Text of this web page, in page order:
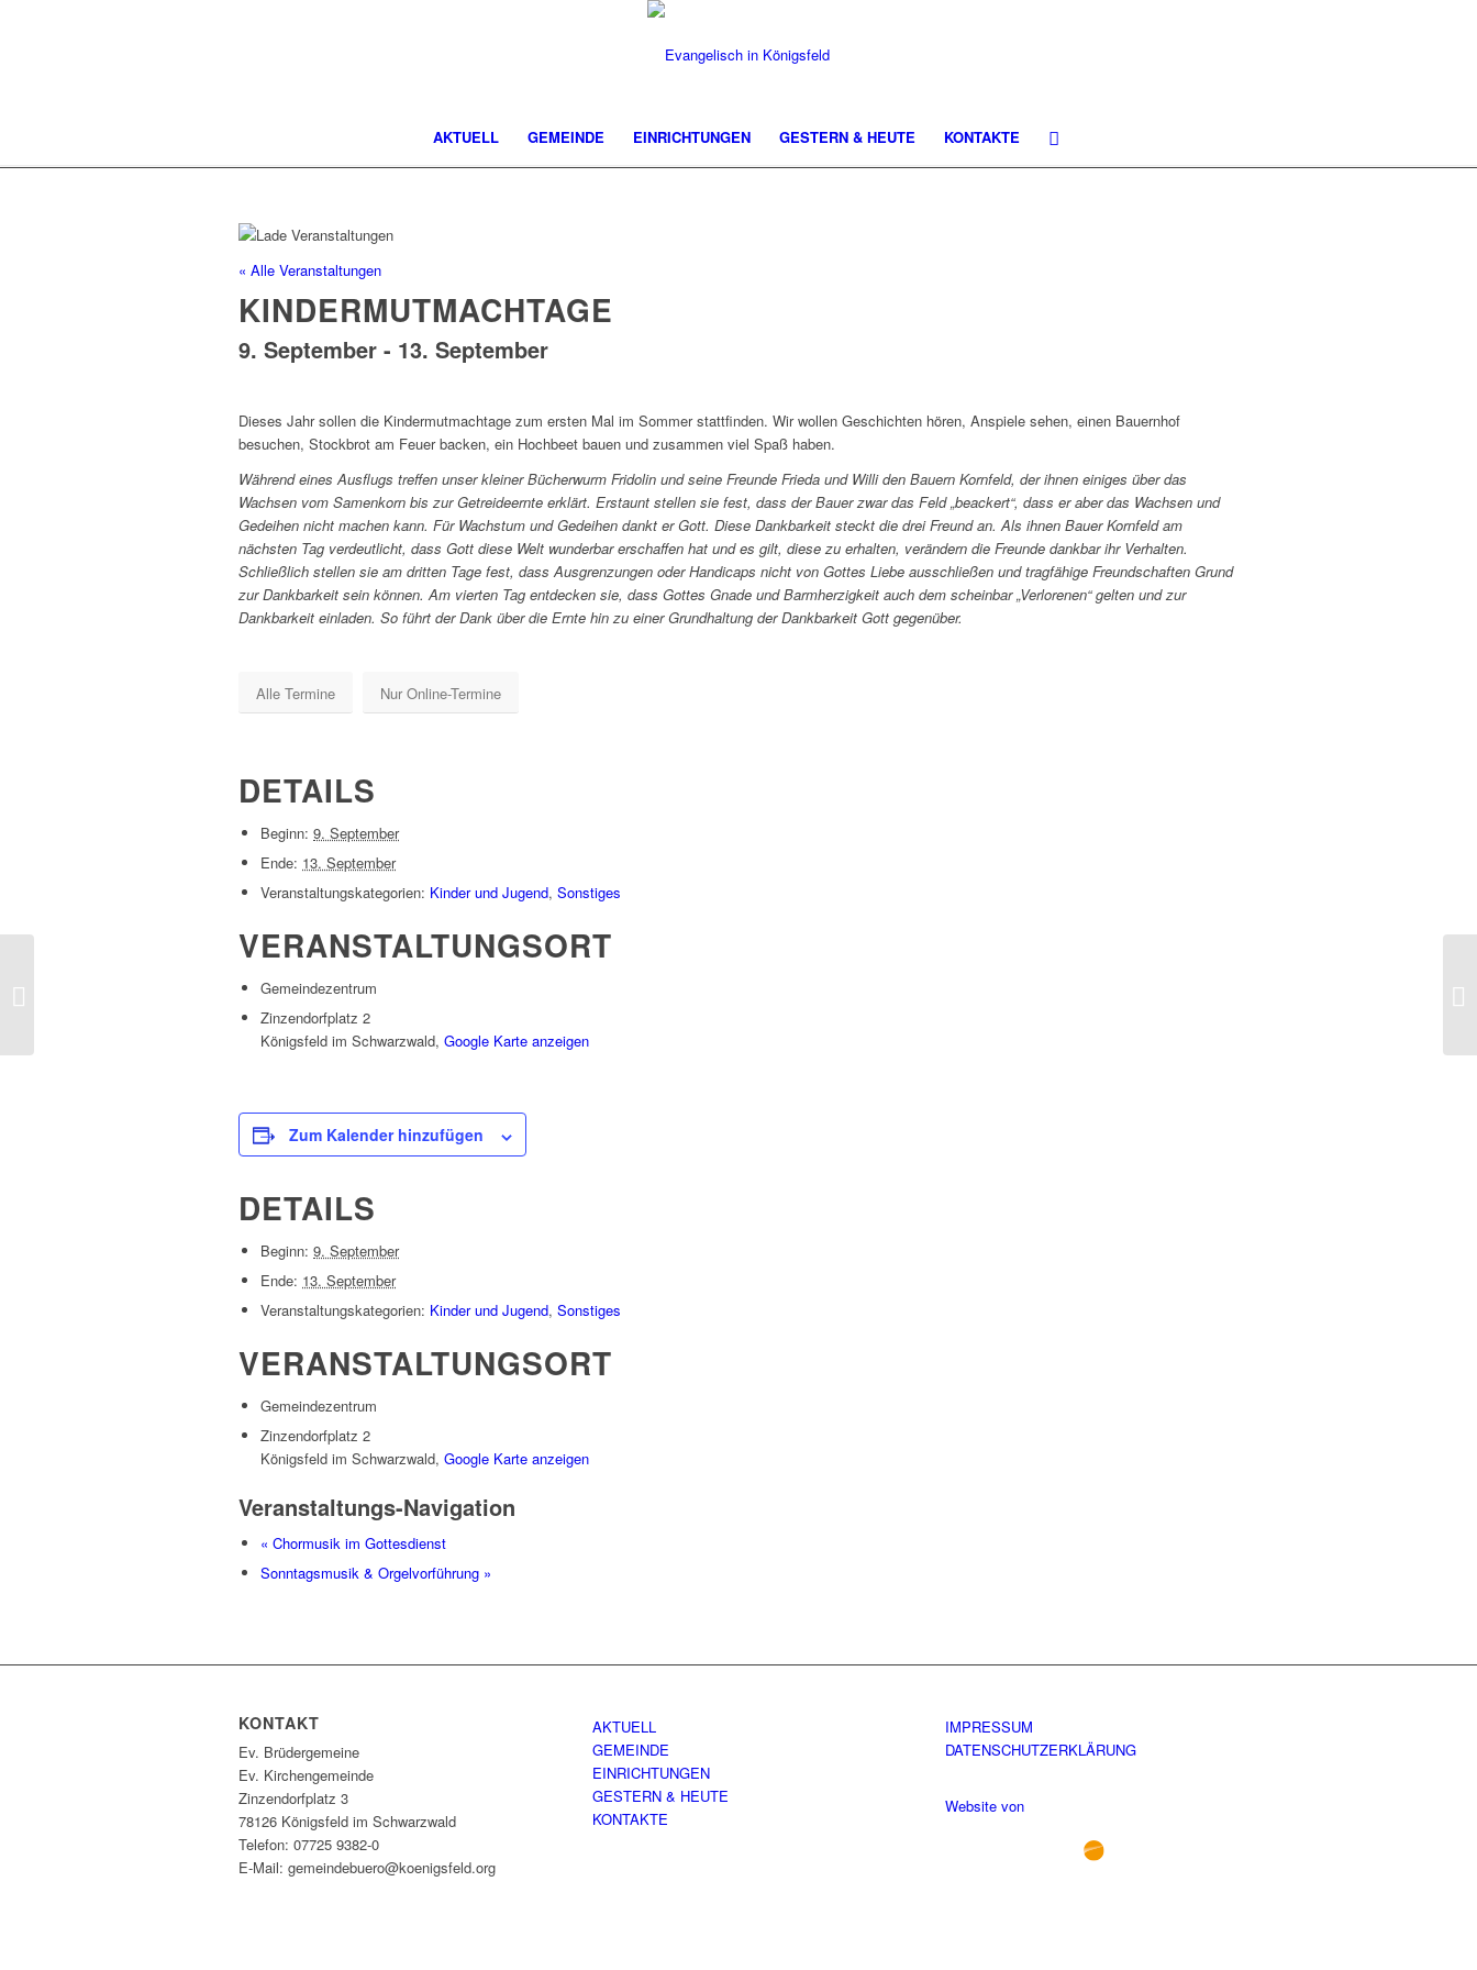
AKTUELL GEMEINDE EINRICHTUNGEN GESTERN & HEUTE KONTAKTE
« Alle Veranstaltungen
KINDERMUTMACHTAGE
9. September - 13. September
Dieses Jahr sollen die Kindermutmachtage zum ersten Mal im Sommer stattfinden. Wir wollen Geschichten hören, Anspiele sehen, einen Bauernhof
besuchen, Stockbrot am Feuer backen, ein Hochbeet bauen und zusammen viel Spaß haben.
Während eines Ausflugs treffen unser kleiner Bücherwurm Fridolin und seine Freunde Frieda und Willi den Bauern Kornfeld, der ihnen einiges über das
Wachsen vom Samenkorn bis zur Getreideernte erklärt. Erstaunt stellen sie fest, dass der Bauer zwar das Feld „beackert“, dass er aber das Wachsen und
Gedeihen nicht machen kann. Für Wachstum und Gedeihen dankt er Gott. Diese Dankbarkeit steckt die drei Freund an. Als ihnen Bauer Kornfeld am
nächsten Tag verdeutlicht, dass Gott diese Welt wunderbar erschaffen hat und es gilt, diese zu erhalten, verändern die Freunde dankbar ihr Verhalten.
Schließlich stellen sie am dritten Tage fest, dass Ausgrenzungen oder Handicaps nicht von Gottes Liebe ausschließen und tragfähige Freundschaften Grund
zur Dankbarkeit sein können. Am vierten Tag entdecken sie, dass Gottes Gnade und Barmherzigkeit auch dem scheinbar „Verlorenen“ gelten und zur
Dankbarkeit einladen. So führt der Dank über die Ernte hin zu einer Grundhaltung der Dankbarkeit Gott gegenüber.
Alle Termine Nur Online-Termine
DETAILS
Beginn: 9. September
Ende: 13. September
Veranstaltungskategorien: Kinder und Jugend, Sonstiges
VERANSTALTUNGSORT
Gemeindezentrum
Zinzendorfplatz 2
Königsfeld im Schwarzwald, Google Karte anzeigen
Zum Kalender hinzufügen
DETAILS
Beginn: 9. September
Ende: 13. September
Veranstaltungskategorien: Kinder und Jugend, Sonstiges
VERANSTALTUNGSORT
Gemeindezentrum
Zinzendorfplatz 2
Königsfeld im Schwarzwald, Google Karte anzeigen
Veranstaltungs-Navigation
« Chormusik im Gottesdienst
Sonntagsmusik & Orgelvorführung »
KONTAKT
Ev. Brüdergemeine
Ev. Kirchengemeinde
Zinzendorfplatz 3
78126 Königsfeld im Schwarzwald
Telefon: 07725 9382-0
E-Mail: gemeindebuero@koenigsfeld.org
AKTUELL
GEMEINDE
EINRICHTUNGEN
GESTERN & HEUTE
KONTAKTE
IMPRESSUM
DATENSCHUTZERKLÄRUNG
Website von